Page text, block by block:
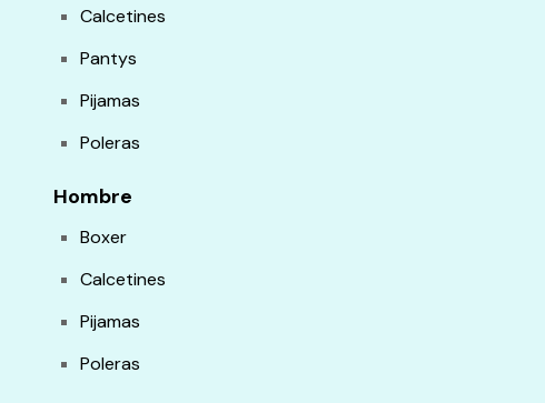
Calcetines
Pantys
Pijamas
Poleras
Hombre
Boxer
Calcetines
Pijamas
Poleras